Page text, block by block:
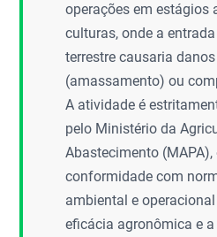
operações em estágios
culturas, onde a
terrestre causaria
(amassamento) ou
A atividade é
pelo Ministério da
Abastecimento
conformidade com
ambiental e
eficácia agronômica e